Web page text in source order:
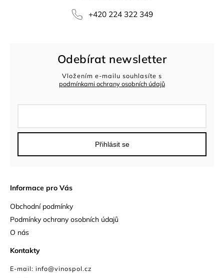
+420 224 322 349
Odebírat newsletter
Vložením e-mailu souhlasíte s
podmínkami ochrany osobních údajů
Přihlásit se
Informace pro Vás
Obchodní podmínky
Podmínky ochrany osobních údajů
O nás
Kontakty
E-mail: info@vinospol.cz